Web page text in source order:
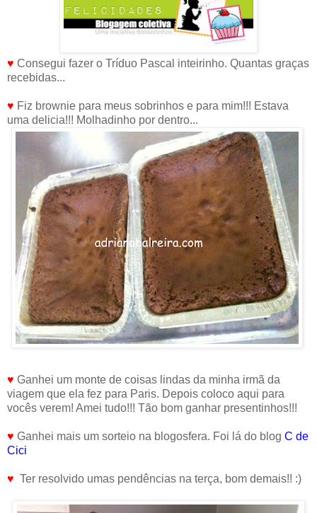
♥ Consegui fazer o Tríduo Pascal inteirinho. Quantas graças
recebidas...
♥ Fiz brownie para meus sobrinhos e para mim!!! Estava
uma delicia!!! Molhadinho por dentro...
♥ Ganhei um monte de coisas lindas da minha irmã da
viagem que ela fez para Paris. Depois coloco aqui para
vocês verem! Amei tudo!!! Tão bom ganhar presentinhos!!!
♥ Ganhei mais um sorteio na blogosfera. Foi lá do blog C de
Cici
♥ Ter resolvido umas pendências na terça, bom demais!! :)